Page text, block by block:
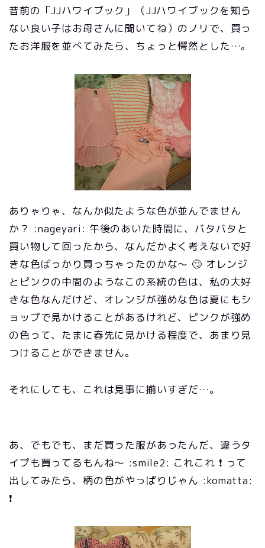
昔前の「JJハワイブック」（JJハワイブックを知ら
ない良い子はお母さんに聞いてね）のノリで、買っ
たお洋服を並べてみたら、ちょっと愕然とした…。
ありゃりゃ、なんか似たような色が並んでません
か？ :nageyari: 午後のあいた時間に、バタバタと
買い物して回ったから、なんだかよく考えないで好
きな色ばっかり買っちゃったのかな～ 🙄 オレンジ
とピンクの中間のようなこの系統の色は、私の大好
きな色なんだけど、オレンジが強めな色は夏にもシ
ョップで見かけることがあるけれど、ピンクが強め
の色って、たまに春先に見かける程度で、あまり見
つけることができません。
それにしても、これは見事に揃いすぎだ…。
あ、でもでも、まだ買った服があったんだ、違うタ
イプも買ってるもんね～ :smile2: これこれ ❗ って
出してみたら、柄の色がやっぱりじゃん :komatta:
❗